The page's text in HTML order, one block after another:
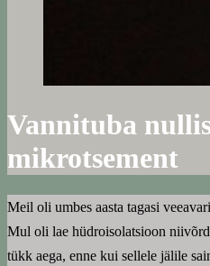
Vannituba
mikrotsement
Meil oli umbes aasta tagasi
Mul oli lae hüdroisolatsioon
tükk aega, enne kui sellele jälile